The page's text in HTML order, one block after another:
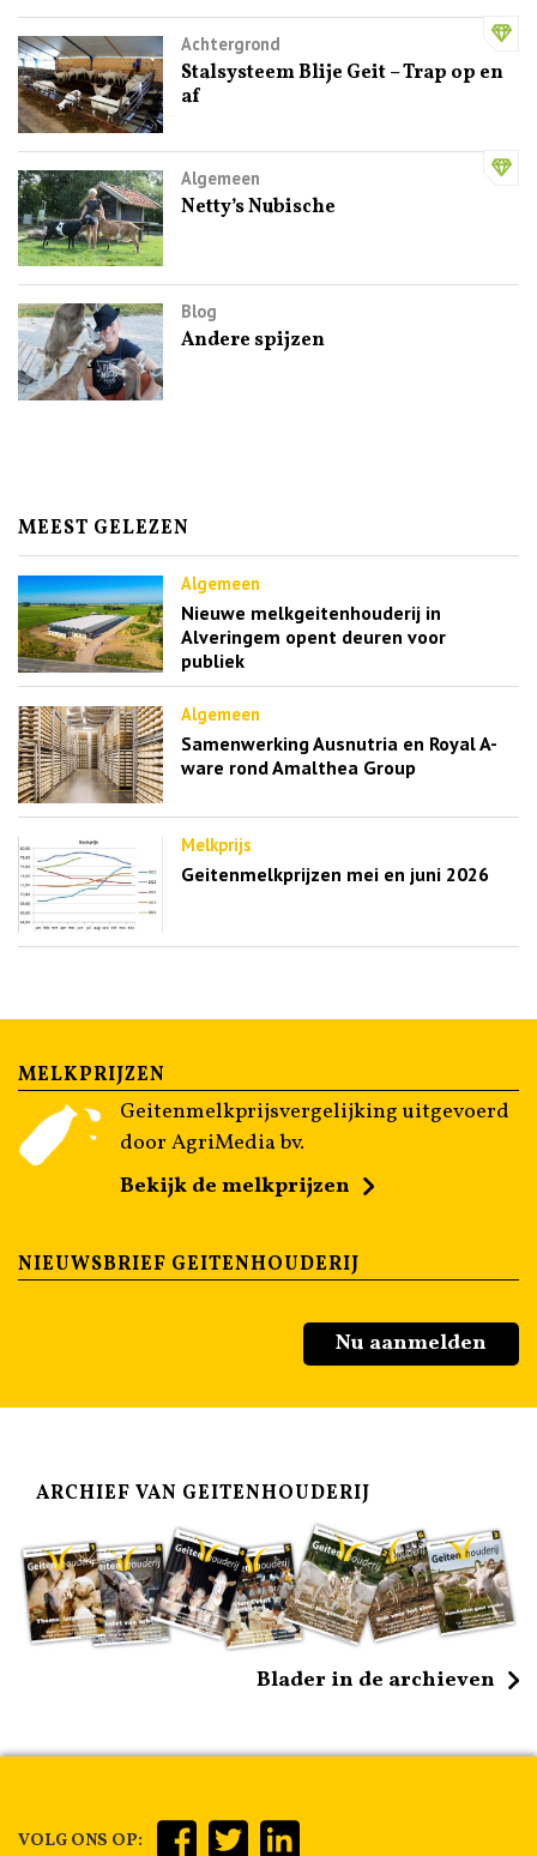
Achtergrond
Stalsysteem Blije Geit – Trap op en
af
Algemeen
Netty’s Nubische
Blog
Andere spijzen
MEEST GELEZEN
Algemeen
Nieuwe melkgeitenhouderij in
Alveringem opent deuren voor
publiek
Algemeen
Samenwerking Ausnutria en Royal A-
ware rond Amalthea Group
Melkprijs
Geitenmelkprijzen mei en juni 2026
MELKPRIJZEN
Geitenmelkprijsvergelijking uitgevoerd
door AgriMedia bv.
Bekijk de melkprijzen
NIEUWSBRIEF GEITENHOUDERIJ
Nu aanmelden
ARCHIEF VAN GEITENHOUDERIJ
Blader in de archieven
VOLG ONS OP: